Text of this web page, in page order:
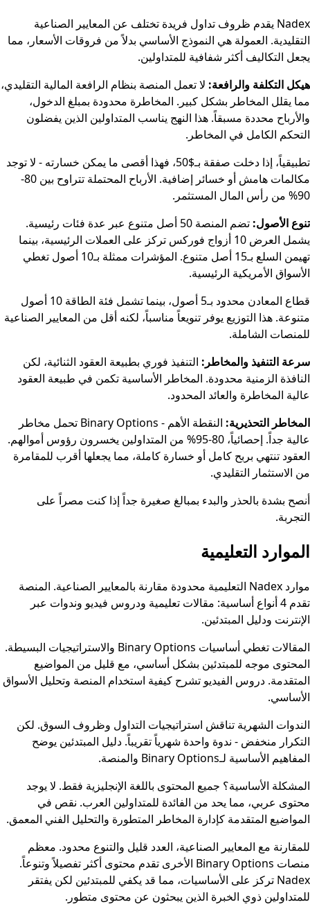
Nadex يقدم ظروف تداول فريدة تختلف عن المعايير الصناعية
التقليدية. العمولة هي النموذج الأساسي بدلاً من فروقات الأسعار، مما
يجعل التكاليف أكثر شفافية للمتداولين.
هيكل التكلفة والرافعة: لا تعمل المنصة بنظام الرافعة المالية التقليدي،
مما يقلل المخاطر بشكل كبير. المخاطرة محدودة بمبلغ الدخول،
والأرباح محددة مسبقاً. هذا النهج يناسب المتداولين الذين يفضلون
التحكم الكامل في المخاطر.
تطبيقياً، إذا دخلت صفقة بـ$50، فهذا أقصى ما يمكن خسارته - لا توجد
مكالمات هامش أو خسائر إضافية. الأرباح المحتملة تتراوح بين 80-
90% من رأس المال المستثمر.
تنوع الأصول:
تضم المنصة 50 أصل متنوع عبر عدة فئات رئيسية.
يشمل العرض 10 أزواج فوركس تركز على العملات الرئيسية، بينما
تهيمن السلع بـ15 أصل متنوع. المؤشرات ممثلة بـ10 أصول تغطي
الأسواق الأمريكية الرئيسية.
قطاع المعادن محدود بـ5 أصول، بينما تشمل فئة الطاقة 10 أصول
متنوعة. هذا التوزيع يوفر تنويعاً مناسباً، لكنه أقل من المعايير الصناعية
للمنصات الشاملة.
سرعة التنفيذ والمخاطر: التنفيذ فوري بطبيعة العقود الثنائية، لكن
النافذة الزمنية محدودة. المخاطر الأساسية تكمن في طبيعة العقود
عالية المخاطرة والعائد المحدود.
المخاطر التحذيرية:
النقطة الأهم - Binary Options تحمل مخاطر
عالية جداً. إحصائياً، 80-95% من المتداولين يخسرون رؤوس أموالهم.
العقود تنتهي بربح كامل أو خسارة كاملة، مما يجعلها أقرب للمقامرة
من الاستثمار التقليدي.
أنصح بشدة بالحذر والبدء بمبالغ صغيرة جداً إذا كنت مصراً على
التجربة.
الموارد التعليمية
موارد Nadex التعليمية محدودة مقارنة بالمعايير الصناعية. المنصة
تقدم 4 أنواع أساسية: مقالات تعليمية ودروس فيديو وندوات عبر
الإنترنت ودليل المبتدئين.
المقالات تغطي أساسيات Binary Options والاستراتيجيات البسيطة.
المحتوى موجه للمبتدئين بشكل أساسي، مع قليل من المواضيع
المتقدمة. دروس الفيديو تشرح كيفية استخدام المنصة وتحليل الأسواق
الأساسي.
الندوات الشهرية تناقش استراتيجيات التداول وظروف السوق. لكن
التكرار منخفض - ندوة واحدة شهرياً تقريباً. دليل المبتدئين يوضح
المفاهيم الأساسية لـBinary Options والمنصة.
المشكلة الأساسية؟ جميع المحتوى باللغة الإنجليزية فقط. لا يوجد
محتوى عربي، مما يحد من الفائدة للمتداولين العرب. نقص في
المواضيع المتقدمة كإدارة المخاطر المتطورة والتحليل الفني المعمق.
للمقارنة مع المعايير الصناعية، العدد قليل والتنوع محدود. معظم
منصات Binary Options الأخرى تقدم محتوى أكثر تفصيلاً وتنوعاً.
Nadex تركز على الأساسيات، مما قد يكفي للمبتدئين لكن يفتقر
للمتداولين ذوي الخبرة الذين يبحثون عن محتوى متطور.